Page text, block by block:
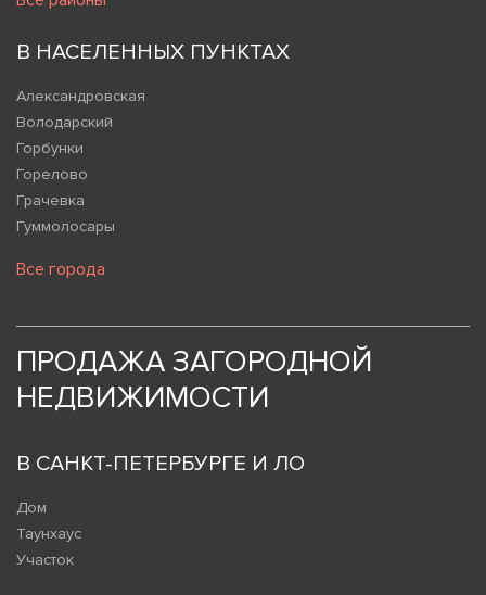
В НАСЕЛЕННЫХ ПУНКТАХ
Александровская
Володарский
Горбунки
Горелово
Грачевка
Гуммолосары
Все города
ПРОДАЖА ЗАГОРОДНОЙ
НЕДВИЖИМОСТИ
В САНКТ-ПЕТЕРБУРГЕ И ЛО
Дом
Таунхаус
Участок